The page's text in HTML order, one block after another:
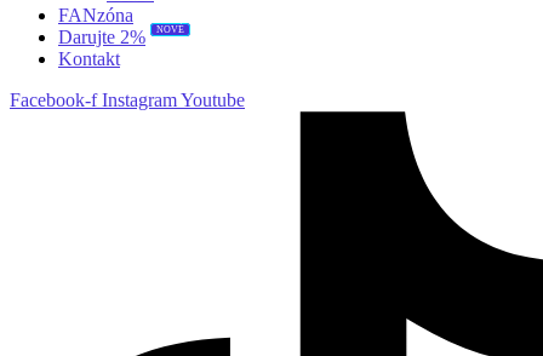
FANzóna
Darujte 2%
NOVÉ
Kontakt
Facebook-f InstagramYoutube